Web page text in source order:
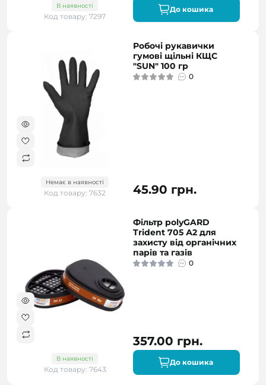
В наявності
Код товару: 7297
До кошика
Немає в наявності
Код товару: 7632
Робочі рукавички
гумові щільні КЩС
"SUN" 100 гр
0
45.90 грн.
В наявності
Код товару: 7643
Фільтр polyGARD
Trident 705 А2 для
захисту від органічних
парів та газів
0
357.00 грн.
До кошика